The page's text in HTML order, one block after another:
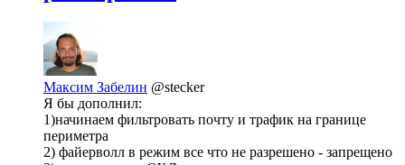
Максим Забелин @stecker
Я бы дополнил:
1)начинаем фильтровать почту и трафик на границе
периметра
2) файерволл в режим все что не разрешено - запрещено